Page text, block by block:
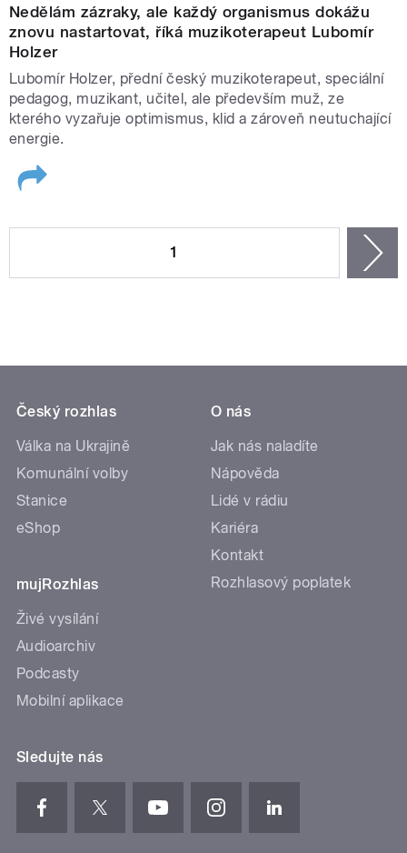
Nedělám zázraky, ale každý organismus dokážu
znovu nastartovat, říká muzikoterapeut Lubomír
Holzer
Lubomír Holzer, přední český muzikoterapeut, speciální
pedagog, muzikant, učitel, ale především muž, ze
kterého vyzařuje optimismus, klid a zároveň neutuchající
energie.
1
Český rozhlas
Válka na Ukrajině
Komunální volby
Stanice
eShop
mujRozhlas
Živé vysílání
Audioarchiv
Podcasty
Mobilní aplikace
O nás
Jak nás naladíte
Nápověda
Lidé v rádiu
Kariéra
Kontakt
Rozhlasový poplatek
Sledujte nás